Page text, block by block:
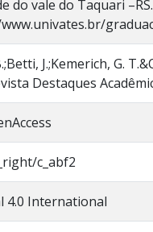
do vale do Taquari
J.;Kemerich, G.
Destaques
c_abf2
4.0 International